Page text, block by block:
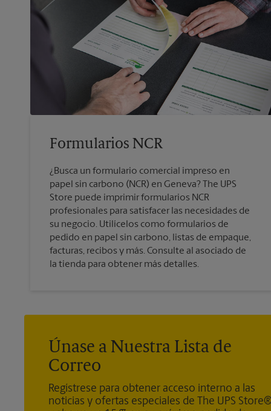
Formularios NCR
¿Busca un formulario comercial impreso en
papel sin carbono (NCR) en Geneva? The UPS
Store puede imprimir formularios NCR
profesionales para satisfacer las necesidades de
su negocio. Utilícelos como formularios de
pedido en papel sin carbono, listas de empaque,
facturas, recibos y más. Consulte al asociado de
la tienda para obtener más detalles.
Únase a Nuestra Lista de
Correo
Regístrese para obtener acceso interno a las
noticias y ofertas especiales de The UPS